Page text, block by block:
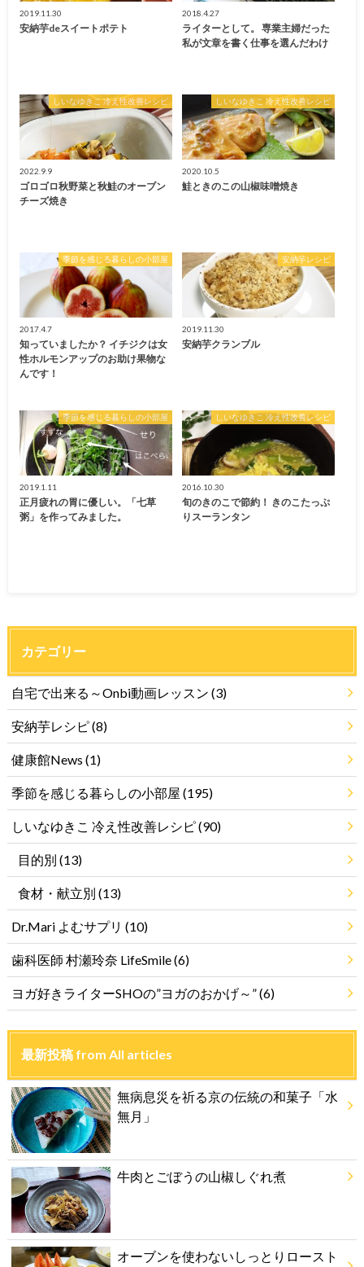
2019.11.30
安納芋deスイートポテト
2018.4.27
ライターとして。 専業主婦だった
私が文章を書く仕事を選んだわけ
しいなゆきこ 冷え性改善レシピ
2022.9.9
ゴロゴロ秋野菜と秋鮭のオーブン
チーズ焼き
しいなゆきこ 冷え性改善レシピ
2020.10.5
鮭ときのこの山椒味噌焼き
季節を感じる暮らしの小部屋
2017.4.7
知っていましたか？ イチジクは女
性ホルモンアップのお助け果物な
んです！
安納芋レシピ
2019.11.30
安納芋クランブル
季節を感じる暮らしの小部屋
2019.1.11
正月疲れの胃に優しい。「七草
粥」を作ってみました。
しいなゆきこ 冷え性改善レシピ
2016.10.30
旬のきのこで節約！ きのこたっぷ
りスーランタン
カテゴリー
自宅で出来る～Onbi動画レッスン (3)
安納芋レシピ(8)
健康館News (1)
季節を感じる暮らしの小部屋 (195)
しいなゆきこ 冷え性改善レシピ(90)
目的別 (13)
食材・献立別 (13)
Dr.Mari よむサプリ (10)
歯科医師 村瀬玲奈 LifeSmile(6)
ヨガ好きライターSHOの”ヨガのおかげ～”(6)
最新投稿 from All articles
無病息災を祈る京の伝統の和菓子「水
無月」
牛肉とごぼうの山椒しぐれ煮
オーブンを使わないしっとりロースト